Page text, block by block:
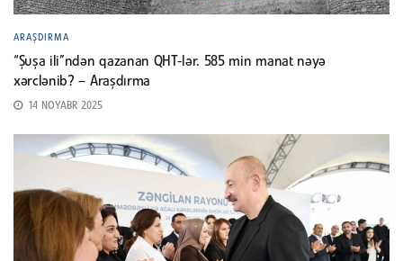
ARAŞDIRMA
“Şuşa ili”ndən qazanan QHT-lər. 585 min manat nəyə
xərclənib? – Araşdırma
14 NOYABR 2025